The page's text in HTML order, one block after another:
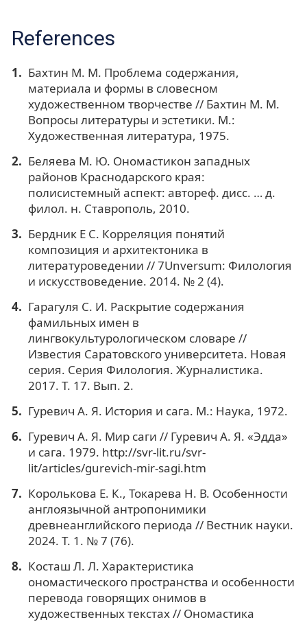
References
Бахтин М. М. Проблема содержания,
материала и формы в словесном
художественном творчестве // Бахтин М. М.
Вопросы литературы и эстетики. М.:
Художественная литература, 1975.
Беляева М. Ю. Ономастикон западных
районов Краснодарского края:
полисистемный аспект: автореф. дисс. … д.
филол. н. Ставрополь, 2010.
Бердник Е С. Корреляция понятий
композиция и архитектоника в
литературоведении // 7Unversum: Филология
и искусствоведение. 2014. № 2 (4).
Гарагуля С. И. Раскрытие содержания
фамильных имен в
лингвокультурологическом словаре //
Известия Саратовского университета. Новая
серия. Серия Филология. Журналистика.
2017. Т. 17. Вып. 2.
Гуревич А. Я. История и сага. М.: Наука, 1972.
Гуревич А. Я. Мир саги // Гуревич А. Я. «Эдда»
и сага. 1979. http://svr-lit.ru/svr-
lit/articles/gurevich-mir-sagi.htm
Королькова Е. К., Токарева Н. В. Особенности
англоязычной антропонимики
древнеанглийского периода // Вестник науки.
2024. Т. 1. № 7 (76).
Косташ Л. Л. Характеристика
ономастического пространства и особенности
перевода говорящих онимов в
художественных текстах // Ономастика